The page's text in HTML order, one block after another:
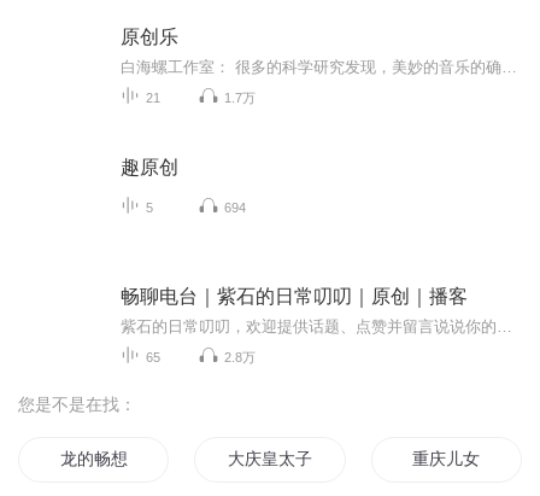
原创乐
21 1.7万
趣原创
5 694
畅聊电台｜紫石的日常叨叨｜原创｜播客
65 2.8万
您是不是在找：
龙的畅想 大庆皇太子 重庆儿女